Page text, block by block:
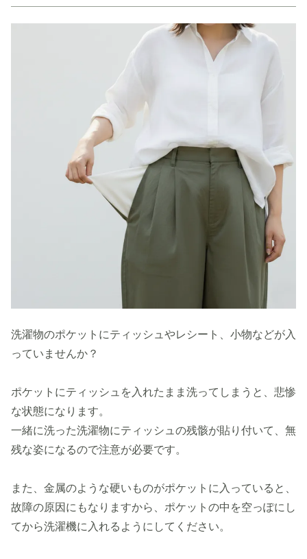
洗濯物のポケットにティッシュやレシート、小物などが入
っていませんか？
ポケットにティッシュを入れたまま洗ってしまうと、悲惨
な状態になります。
一緒に洗った洗濯物にティッシュの残骸が貼り付いて、無
残な姿になるので注意が必要です。
また、金属のような硬いものがポケットに入っていると、
故障の原因にもなりますから、ポケットの中を空っぽにし
てから洗濯機に入れるようにしてください。